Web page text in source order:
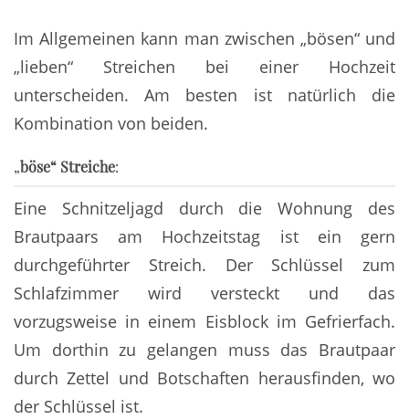
Im Allgemeinen kann man zwischen „bösen“ und
„lieben“ Streichen bei einer Hochzeit
unterscheiden. Am besten ist natürlich die
Kombination von beiden.
„böse“ Streiche:
Eine Schnitzeljagd durch die Wohnung des
Brautpaars am Hochzeitstag ist ein gern
durchgeführter Streich. Der Schlüssel zum
Schlafzimmer wird versteckt und das
vorzugsweise in einem Eisblock im Gefrierfach.
Um dorthin zu gelangen muss das Brautpaar
durch Zettel und Botschaften herausfinden, wo
der Schlüssel ist.